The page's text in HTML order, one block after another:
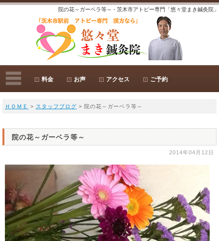
院の花～ガーベラ等～ - 茨木市アトピー専門「悠々堂まき鍼灸院」
料金 お声 アクセス ご予約
ＨＯＭＥ > スタッフブログ > 院の花～ガーベラ等～
院の花～ガーベラ等～
2014年04月12日